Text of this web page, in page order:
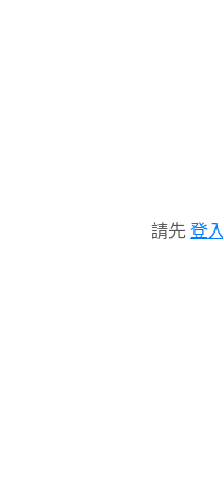
請先 登入